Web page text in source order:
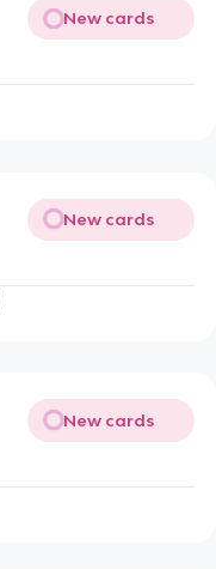
New cards
New cards
New cards